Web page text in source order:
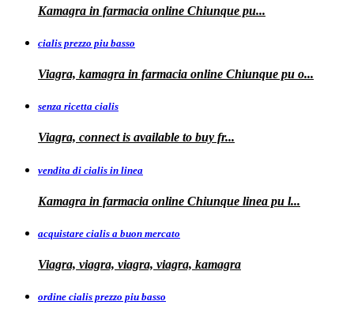
Kamagra in farmacia online Chiunque pu...
cialis prezzo piu basso
Viagra, kamagra in farmacia online Chiunque pu o...
senza ricetta cialis
Viagra, connect is available to buy fr...
vendita di cialis in linea
Kamagra in farmacia online Chiunque linea pu l...
acquistare cialis a buon mercato
Viagra, viagra, viagra, viagra, kamagra
ordine cialis prezzo piu basso